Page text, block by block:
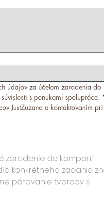
údajov za účelom zaradenia do
s ponukami spolupráce.
JustZuzana a kontaktovaním pri
zaradenie do kampaní.
konkrétneho zadania
párovanie tvorcov s